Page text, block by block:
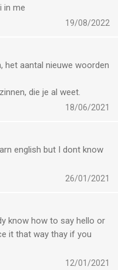
in me
19/08/2022
het aantal nieuwe woorden
die je al weet.
18/06/2021
english but I dont know
26/01/2021
know how to say hello or
it that way thay if you
out button and
12/01/2021